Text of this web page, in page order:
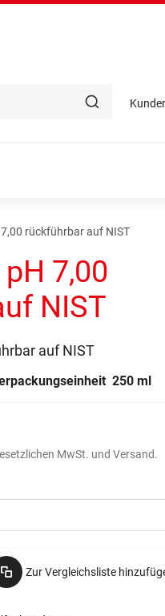
rückführbar auf NIST
7,00
NIST
auf NIST
250 ml
MwSt. und Versand.
Zur Vergleichsliste